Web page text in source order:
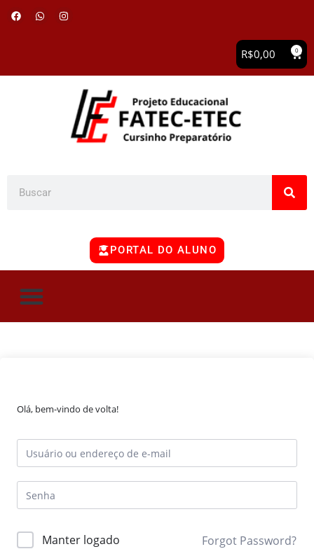
R$0,00 0
PORTAL DO ALUNO
Olá, bem-vindo de volta!
Manter logado Forgot Password?